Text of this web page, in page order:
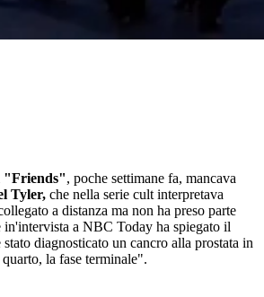
"Friends", poche settimane fa, mancava
Tyler, che nella serie cult interpretava
a distanza ma non ha preso parte
in'intervista a NBC Today ha spiegato il
diagnosticato un cancro alla prostata in
la fase terminale".